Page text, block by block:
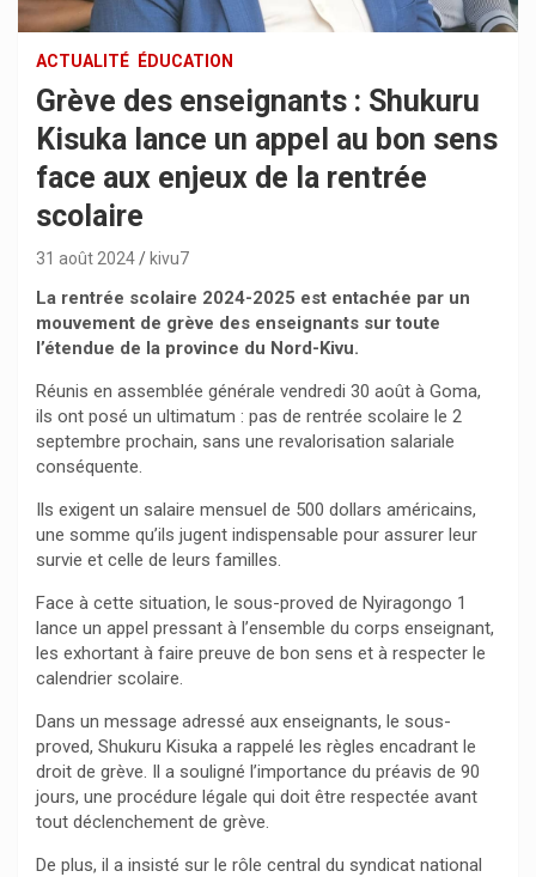
ACTUALITÉ ÉDUCATION
Grève des enseignants : Shukuru
Kisuka lance un appel au bon sens
face aux enjeux de la rentrée
scolaire
31 août 2024 kivu7
La rentrée scolaire 2024-2025 est entachée par un
mouvement de grève des enseignants sur toute
l’étendue de la province du Nord-Kivu.
Réunis en assemblée générale vendredi 30 août à Goma,
ils ont posé un ultimatum : pas de rentrée scolaire le 2
septembre prochain, sans une revalorisation salariale
conséquente.
Ils exigent un salaire mensuel de 500 dollars américains,
une somme qu’ils jugent indispensable pour assurer leur
survie et celle de leurs familles.
Face à cette situation, le sous-proved de Nyiragongo 1
lance un appel pressant à l’ensemble du corps enseignant,
les exhortant à faire preuve de bon sens et à respecter le
calendrier scolaire.
Dans un message adressé aux enseignants, le sous-
proved, Shukuru Kisuka a rappelé les règles encadrant le
droit de grève. Il a souligné l’importance du préavis de 90
jours, une procédure légale qui doit être respectée avant
tout déclenchement de grève.
De plus, il a insisté sur le rôle central du syndicat national